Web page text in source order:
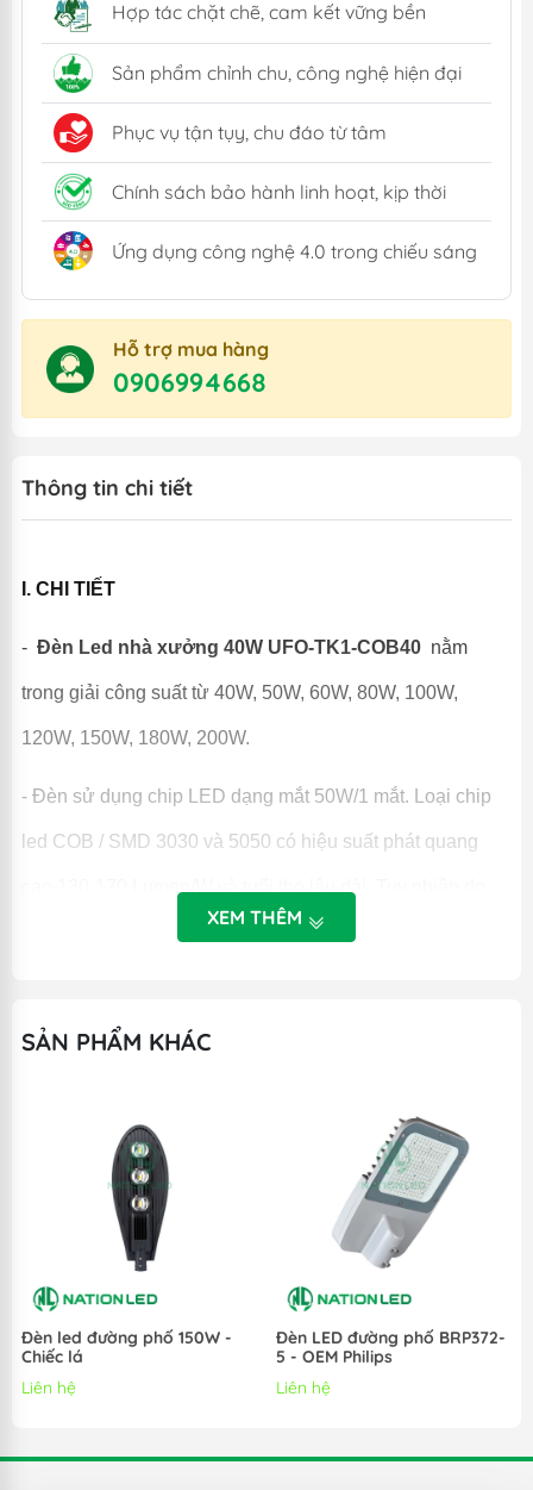
Hợp tác chặt chẽ, cam kết vững bền
Sản phẩm chỉnh chu, công nghệ hiện đại
Phục vụ tận tụy, chu đáo từ tâm
Chính sách bảo hành linh hoạt, kịp thời
Ứng dụng công nghệ 4.0 trong chiếu sáng
Hỗ trợ mua hàng
0906994668
Thông tin chi tiết
I. CHI TIẾT
- Đèn Led nhà xưởng 40W UFO-TK1-COB40 nằm
trong giải công suất từ 40W, 50W, 60W, 80W, 100W,
120W, 150W, 180W, 200W.
- Đèn sử dụng chip LED dạng mắt 50W/1 mắt. Loại chip
led COB / SMD 3030 và 5050 có hiệu suất phát quang
sử dụng linh kiện có tính tăng điều chỉnh công suất chiếu
50W.
giúp tăng khả năng chịu va đập, tăng khả năng chịu nhiệt.
- Thân nhôm đúc nguyên khối, cấp độ bảo vệ cao, đạt
IP66 - chống bụi hoàn toàn và chống được tia nước từ
mọi hướng, đảm bảo hoạt đồng ổn định và bển bỉ môi
- Đèn có nhiều màu sắc ánh sáng khác nhau: Từ màu
XEM THÊM
SẢN PHẨM KHÁC
Đèn led đường phố 150W -
Chiếc lá
Liên hệ
Đèn LED đường phố BRP372-
5 - OEM Philips
Liên hệ